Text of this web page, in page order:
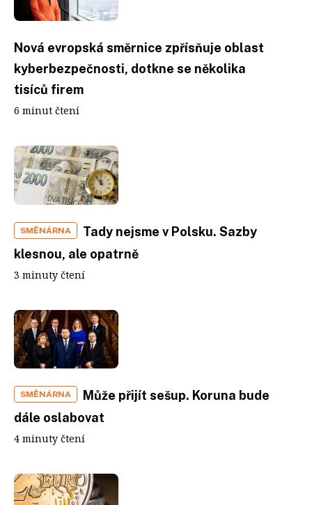
Nová evropská směrnice zpřísňuje oblast
kyberbezpečnosti, dotkne se několika
tisíců firem
6 minut čtení
SMĚNÁRNA
Tady nejsme v Polsku. Sazby
klesnou, ale opatrně
3 minuty čtení
SMĚNÁRNA
Může přijít sešup. Koruna bude
dále oslabovat
4 minuty čtení